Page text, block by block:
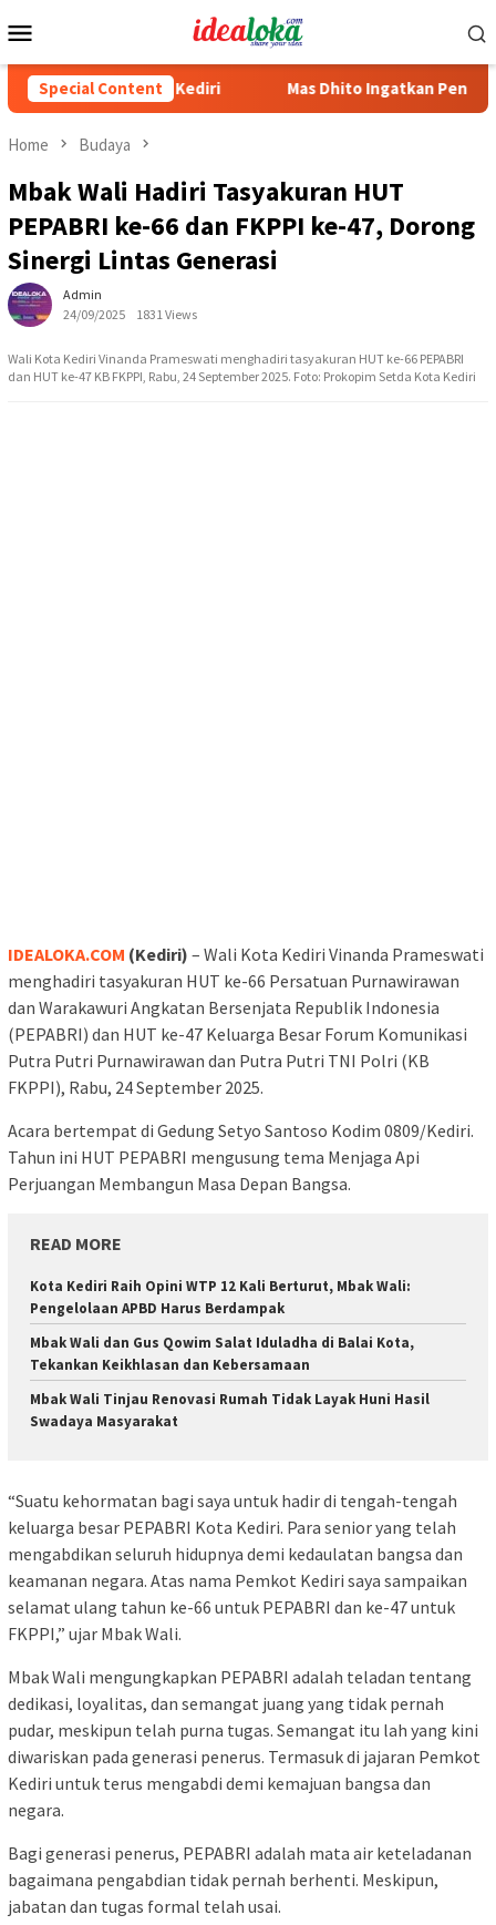
to
Menu
Special Content
Kabupaten Kediri Mas Dhito Ingatkan Pentingnya
Home Budaya
Mbak Wali Hadiri Tasyakuran HUT
PEPABRI ke-66 dan FKPPI ke-47, Dorong
Sinergi Lintas Generasi
Admin
24/09/2025
1831 Views
Wali Kota Kediri Vinanda Prameswati menghadiri tasyakuran HUT ke-66 PEPABRI
dan HUT ke-47 KB FKPPI, Rabu, 24 September 2025. Foto: Prokopim Setda Kota Kediri
IDEALOKA.COM (Kediri) – Wali Kota Kediri Vinanda Prameswati
menghadiri tasyakuran HUT ke-66 Persatuan Purnawirawan
dan Warakawuri Angkatan Bersenjata Republik Indonesia
(PEPABRI) dan HUT ke-47 Keluarga Besar Forum Komunikasi
Putra Putri Purnawirawan dan Putra Putri TNI Polri (KB
FKPPI), Rabu, 24 September 2025.
Acara bertempat di Gedung Setyo Santoso Kodim 0809/Kediri.
Tahun ini HUT PEPABRI mengusung tema Menjaga Api
Perjuangan Membangun Masa Depan Bangsa.
READ MORE
Kota Kediri Raih Opini WTP 12 Kali Berturut, Mbak Wali:
Pengelolaan APBD Harus Berdampak
Mbak Wali dan Gus Qowim Salat Iduladha di Balai Kota,
Tekankan Keikhlasan dan Kebersamaan
Mbak Wali Tinjau Renovasi Rumah Tidak Layak Huni Hasil
Swadaya Masyarakat
“Suatu kehormatan bagi saya untuk hadir di tengah-tengah
keluarga besar PEPABRI Kota Kediri. Para senior yang telah
mengabdikan seluruh hidupnya demi kedaulatan bangsa dan
keamanan negara. Atas nama Pemkot Kediri saya sampaikan
selamat ulang tahun ke-66 untuk PEPABRI dan ke-47 untuk
FKPPI,” ujar Mbak Wali.
Mbak Wali mengungkapkan PEPABRI adalah teladan tentang
dedikasi, loyalitas, dan semangat juang yang tidak pernah
pudar, meskipun telah purna tugas. Semangat itu lah yang kini
diwariskan pada generasi penerus. Termasuk di jajaran Pemkot
Kediri untuk terus mengabdi demi kemajuan bangsa dan
negara.
Bagi generasi penerus, PEPABRI adalah mata air keteladanan
bagaimana pengabdian tidak pernah berhenti. Meskipun,
jabatan dan tugas formal telah usai.